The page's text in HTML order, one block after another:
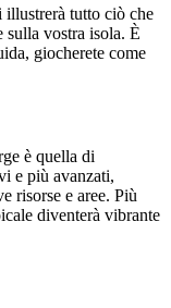
tutto ciò che
sulla vostra isola. È
giocherete come
è quella di
e più avanzati,
risorse e aree. Più
diventerà vibrante